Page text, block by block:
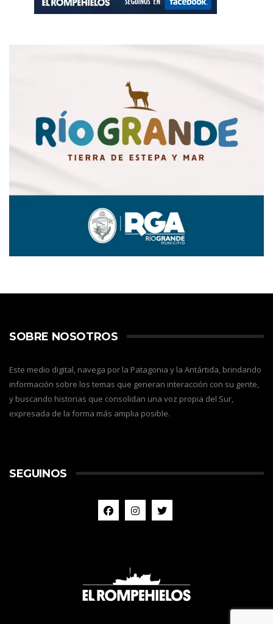
SOBRE NOSOTROS
Este medio digital, navega por la Patagonia y la Antártida, brindando
información sobre los temas que generan interacción con su gente,
y buscando historias que consolidan una voz propia del Sur,
expresada de la forma más amplia posible.
SEGUINOS